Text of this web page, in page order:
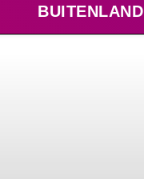
BUITENLAND